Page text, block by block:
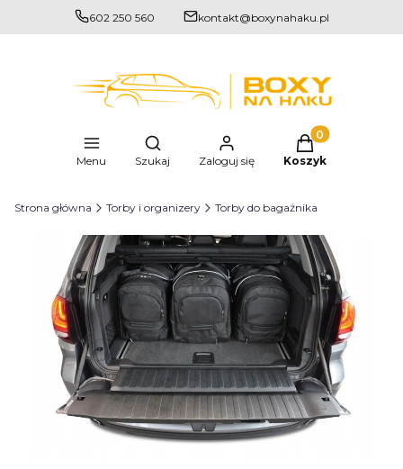
602 250 560 kontakt@boxynahaku.pl
Menu
Otwórz wyszukiwarkę
Szukaj Zaloguj się
Produkty w
Koszyk
Strona główna Torby i organizery Torby do bagażnika